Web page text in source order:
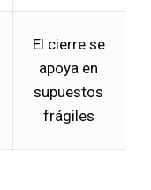
El cierre se
apoya en
supuestos
frágiles